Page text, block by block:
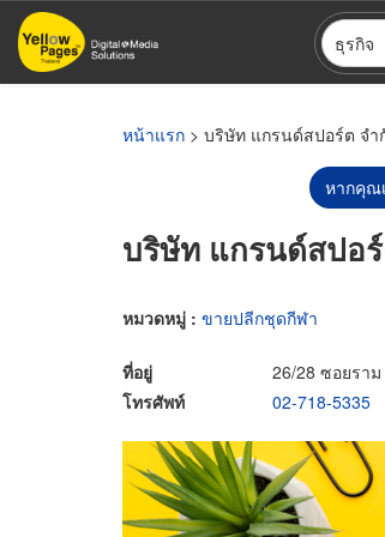
ข้าม
ไป
ธุรกิจ
หน้าแรก > บริษัท แกรนด์สปอร์ต จำ
หากคุณ
บริษัท แกรนด์สปอ
หมวดหมู่ : ขายปลีกชุดกีฬา
ที่อยู่
26/28 ซอยรา
โทรศัพท์
02-718-5335